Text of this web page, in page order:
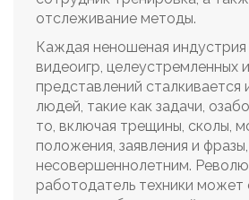
отслеживание методы.
Каждая неношеная
видеоигр, целеустремленных
представлений сталкивается
людей, такие как задачи,
то, включая трещины, сколы,
положения, заявления и
несовершеннолетним.
работодатель техники может